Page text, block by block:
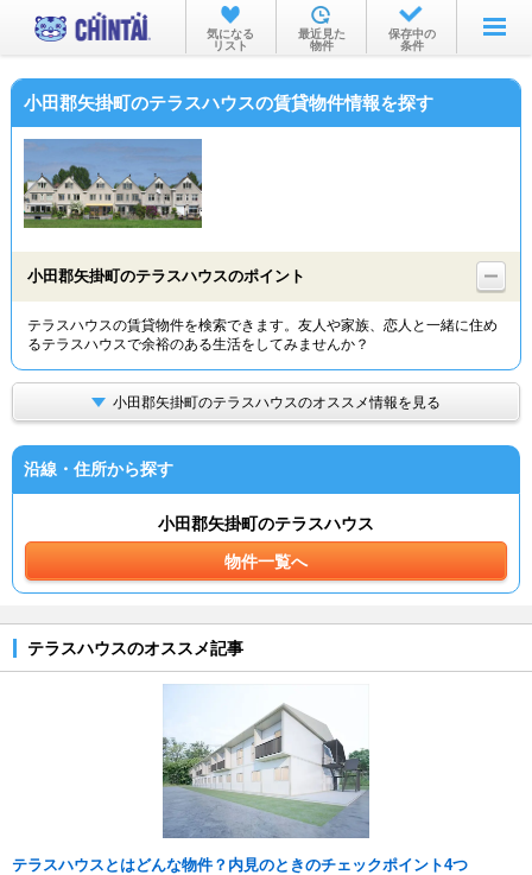
お部屋を探す
沿線・駅から
物件特集から
TOP
気になる
リスト
最近見た
物件
保存中の
条件
小田郡矢掛町のテラスハウスの賃貸物件情報を探す
小田郡矢掛町のテラスハウスのポイント
テラスハウスの賃貸物件を検索できます。友人や家族、恋人と一緒に住め
るテラスハウスで余裕のある生活をしてみませんか？
小田郡矢掛町のテラスハウスのオススメ情報を見る
沿線・住所から探す
小田郡矢掛町のテラスハウス
物件一覧へ
テラスハウスのオススメ記事
テラスハウスとはどんな物件？内見のときのチェックポイント4つ